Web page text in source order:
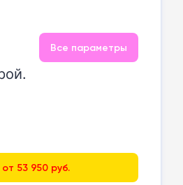
Все параметры
53 950 руб.